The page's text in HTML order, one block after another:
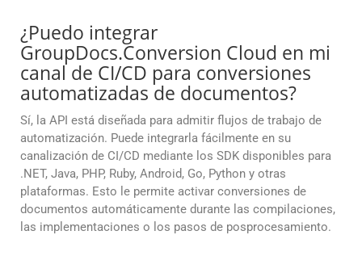
¿Puedo integrar
GroupDocs.Conversion Cloud en mi
canal de CI/CD para conversiones
automatizadas de documentos?
Sí, la API está diseñada para admitir flujos de trabajo de
automatización. Puede integrarla fácilmente en su
canalización de CI/CD mediante los SDK disponibles para
.NET, Java, PHP, Ruby, Android, Go, Python y otras
plataformas. Esto le permite activar conversiones de
documentos automáticamente durante las compilaciones,
las implementaciones o los pasos de posprocesamiento.